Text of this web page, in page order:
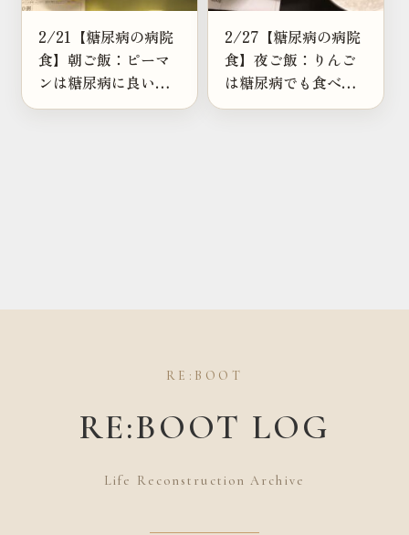
2/21【糖尿病の病院
食】朝ご飯：ピーマ
ンは糖尿病に良い？
色が変わると栄養も
2/27【糖尿病の病院
食】夜ご飯：りんご
は糖尿病でも食べら
れる？適量や栄養を
RE:BOOT
RE:BOOT LOG
Life Reconstruction Archive